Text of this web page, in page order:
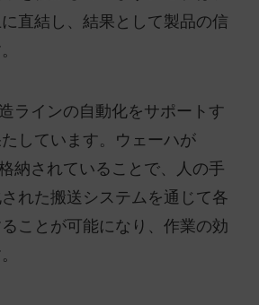
直結し、結果として製品の信
ラインの自動化をサポートす
しています。ウェーハが
納されていることで、人の手
れた搬送システムを通じて各
ことが可能になり、作業の効